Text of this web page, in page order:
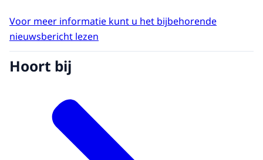
Voor meer informatie kunt u het bijbehorende
nieuwsbericht lezen
Hoort bij